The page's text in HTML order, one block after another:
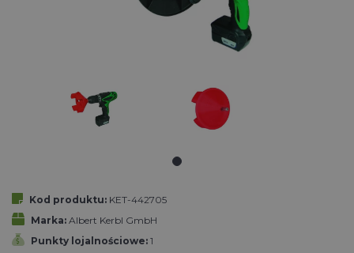
Kod produktu: KET-442705
Marka: Albert Kerbl GmbH
Punkty lojalnościowe: 1